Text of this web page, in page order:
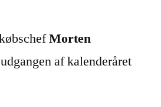
Morten
af kalenderåret